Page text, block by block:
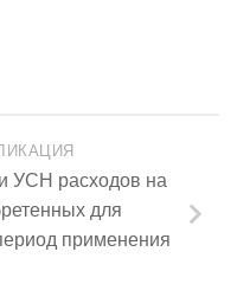
УСН расходов на
для
применения